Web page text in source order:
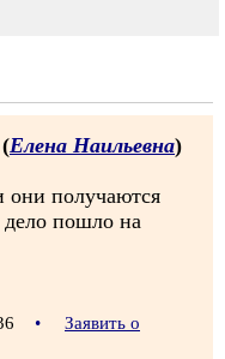
Елена Наильевна)
они получаются
дело пошло на
•
Заявить о